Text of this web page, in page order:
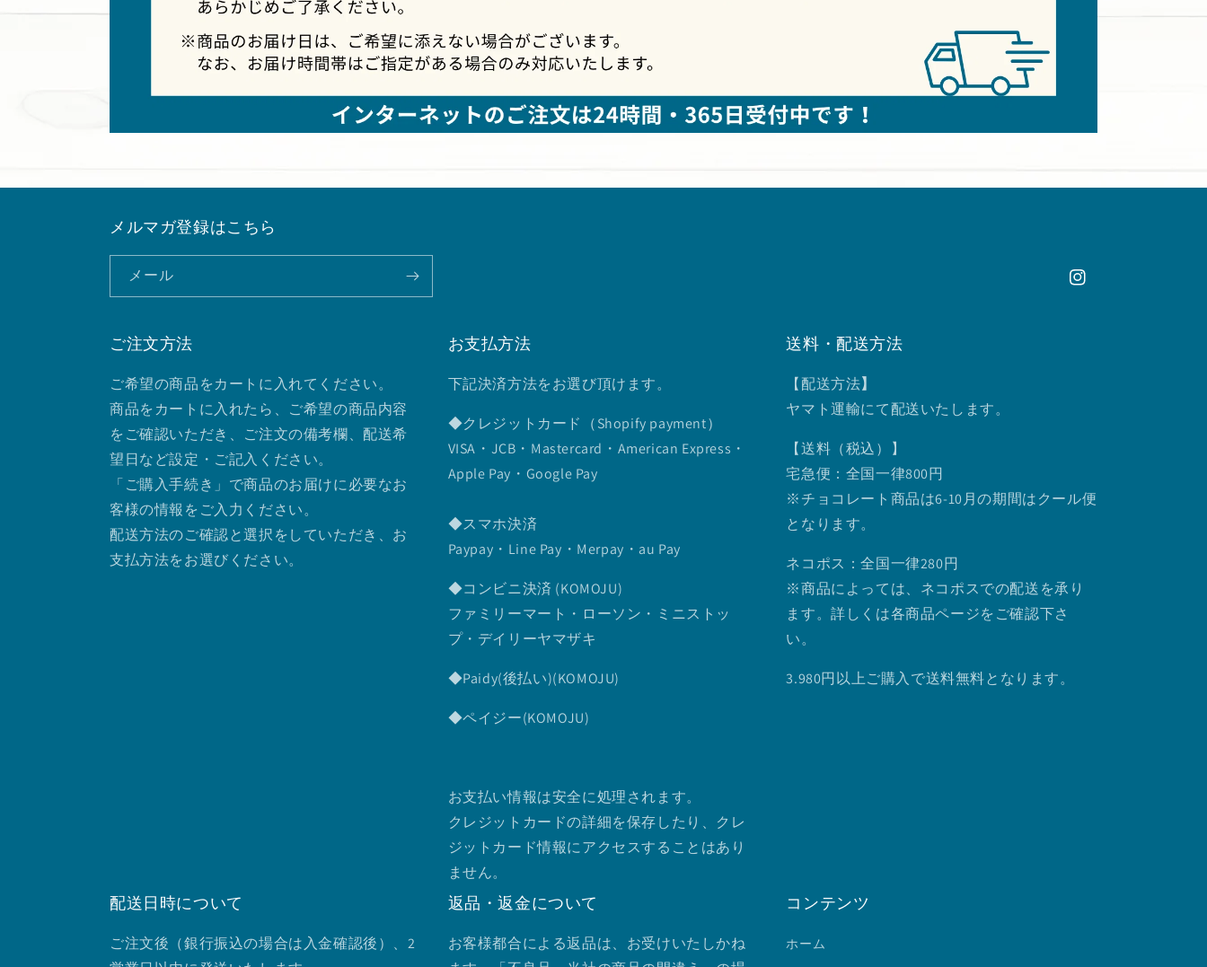
メルマガ登録はこちら
メール
Instagram
ご注文方法
ご希望の商品をカートに入れてください。
商品をカートに入れたら、ご希望の商品内容
をご確認いただき、ご注文の備考欄、配送希
望日など設定・ご記入ください。
「ご購入手続き」で商品のお届けに必要なお
客様の情報をご入力ください。
配送方法のご確認と選択をしていただき、お
支払方法をお選びください。
お支払方法
下記決済方法をお選び頂けます。
◆クレジットカード（Shopify payment）
VISA・JCB・Mastercard・American Express・
Apple Pay・Google Pay
◆スマホ決済
Paypay・Line Pay・Merpay・au Pay
◆コンビニ決済 (KOMOJU)
ファミリーマート・ローソン・ミニストッ
プ・デイリーヤマザキ
◆Paidy(後払い)(KOMOJU)
◆ペイジー(KOMOJU)
お支払い情報は安全に処理されます。
クレジットカードの詳細を保存したり、クレ
ジットカード情報にアクセスすることはあり
ません。
送料・配送方法
【配送方法】
ヤマト運輸にて配送いたします。
【送料（税込）】
宅急便：全国一律800円
※チョコレート商品は6-10月の期間はクール便
となります。
ネコポス：全国一律280円
※商品によっては、ネコポスでの配送を承り
ます。詳しくは各商品ページをご確認下さ
い。
3.980円以上ご購入で送料無料となります。
配送日時について
ご注文後（銀行振込の場合は入金確認後）、2
返品・返金について
お客様都合による返品は、お受けいたしかね
コンテンツ
ホーム